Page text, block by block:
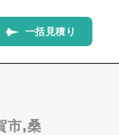
一括見積 り
市,桑